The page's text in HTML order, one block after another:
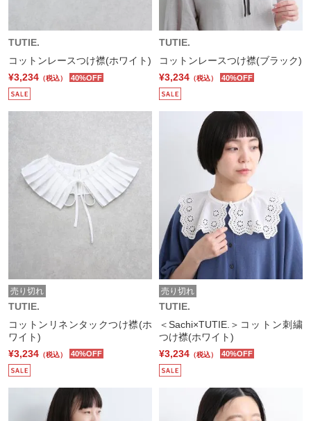
TUTIE.
コットンレースつけ襟(ホワイト)
¥3,234 （税込） 40%OFF
TUTIE.
コットンレースつけ襟(ブラック)
¥3,234 （税込） 40%OFF
売り切れ
TUTIE.
コットンリネンタックつけ襟(ホ
ワイト)
¥3,234 （税込） 40%OFF
売り切れ
TUTIE.
＜Sachi×TUTIE.＞コットン刺繍
つけ襟(ホワイト)
¥3,234 （税込） 40%OFF